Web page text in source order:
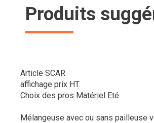
Produits
Article SCAR
affichage prix HT
Choix des pros Matériel Eté
Mélangeuse avec ou sans pailleuse